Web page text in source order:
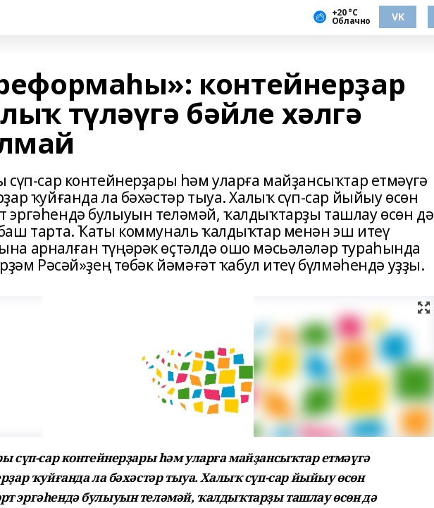
+20 °С
Облачно VK
контейнерҙар
түләүгә бәйле хәлгә
сүп-сар контейнерҙары һәм уларға майҙансыҡтар етмәүгә
ҡуйғанда ла бәхәстәр тыуа. Халыҡ сүп-сар йыйыу өсөн
эргәһендә булыуын теләмәй, ҡалдыҡтарҙы ташлау өсөн дә
тарта. Ҡаты коммуналь ҡалдыҡтар менән эш итеү
арналған түңәрәк өҫтәлдә ошо мәсьәләләр тураһында
Рәсәй»ҙең төбәк йәмәғәт ҡабул итеү бүлмәһендә уҙҙы.
сүп-сар контейнерҙары һәм уларға майҙансыҡтар етмәүгә
ҡуйғанда ла бәхәстәр тыуа. Халыҡ сүп-сар йыйыу өсөн
эргәһендә булыуын теләмәй, ҡалдыҡтарҙы ташлау өсөн дә